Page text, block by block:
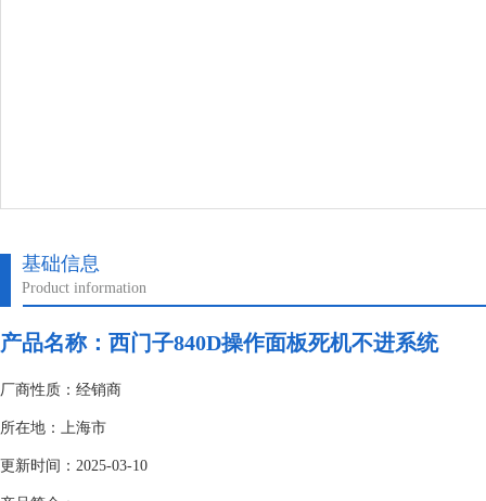
基础信息
Product information
产品名称： 西门子840D操作面板死机不进系统
厂商性质：经销商
所在地：上海市
更新时间：2025-03-10